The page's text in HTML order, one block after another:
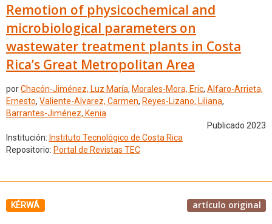
Remotion of physicochemical and
microbiological parameters on
wastewater treatment plants in Costa
Rica’s Great Metropolitan Area
porChacón-Jiménez, Luz María, Morales-Mora, Eric, Alfaro-Arrieta,
Ernesto, Valiente-Alvarez, Carmen, Reyes-Lizano, Liliana,
Barrantes-Jiménez, Kenia
Publicado 2023
Institución: Instituto Tecnológico de Costa Rica
Repositorio: Portal de Revistas TEC
KÉRWÁ artículo original